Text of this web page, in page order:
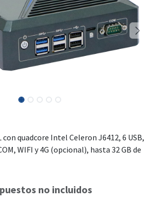
con quadcore Intel Celeron J6412, 6 USB,
WIFI y 4G (opcional), hasta 32 GB de
no incluidos